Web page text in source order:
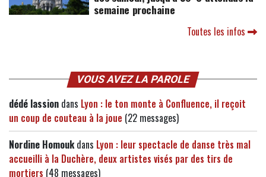
semaine prochaine
Toutes les infos
VOUS AVEZ LA PAROLE
dédé lassion dans Lyon : le ton monte à Confluence, il reçoit
un coup de couteau à la joue (22 messages)
Nordine Homoukdans Lyon : leur spectacle de danse très mal
accueilli à la Duchère, deux artistes visés par des tirs de
mortiers (48 messages)